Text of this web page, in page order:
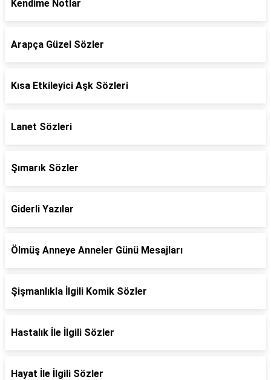
Kendime Notlar
Arapça Güzel Sözler
Kısa Etkileyici Aşk Sözleri
Lanet Sözleri
Şımarık Sözler
Giderli Yazılar
Ölmüş Anneye Anneler Günü Mesajları
Şişmanlıkla İlgili Komik Sözler
Hastalık İle İlgili Sözler
Hayat İle İlgili Sözler